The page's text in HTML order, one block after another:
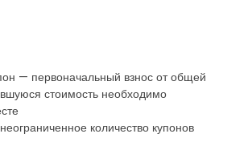
— первоначальный взнос от общей
стоимость необходимо
количество купонов